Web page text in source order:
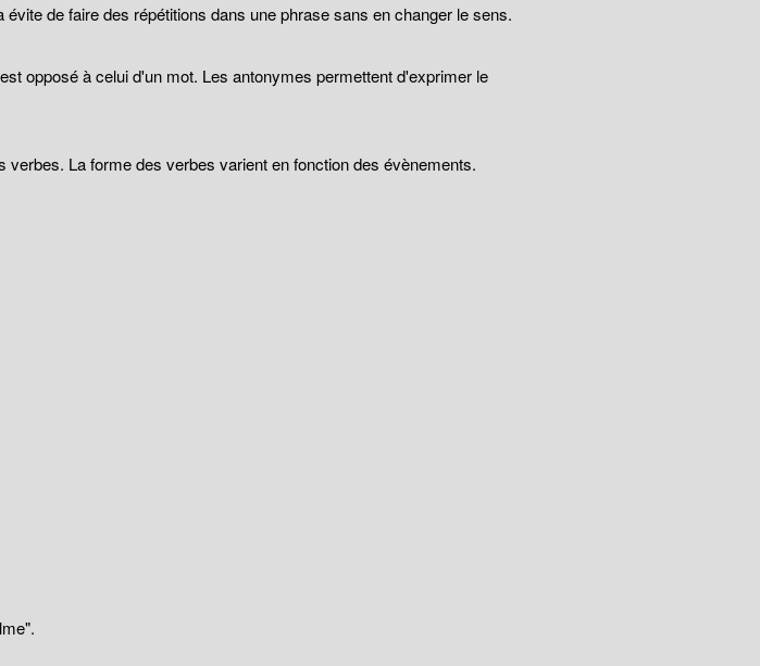
de faire des répétitions dans une phrase sans en changer le sens.
opposé à celui d'un mot. Les antonymes permettent d'exprimer le
La forme des verbes varient en fonction des évènements.